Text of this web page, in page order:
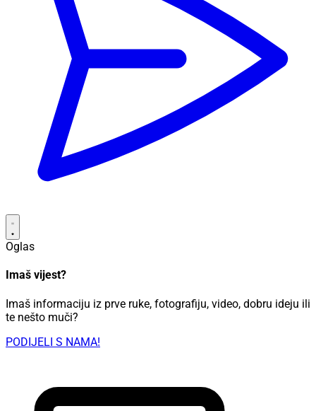
Oglas
Imaš vijest?
Imaš informaciju iz prve ruke, fotografiju, video, dobru ideju ili
te nešto muči?
PODIJELI S NAMA!